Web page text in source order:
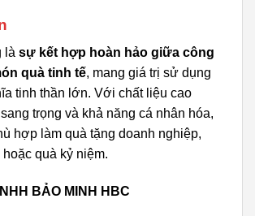
là sự kết hợp hoàn hảo giữa công
quà tinh tế, mang giá trị sử dụng
tinh thần lớn. Với chất liệu cao
trọng và khả năng cá nhân hóa,
hợp làm quà tặng doanh nghiệp,
quà kỷ niệm.
BẢO MINH HBC